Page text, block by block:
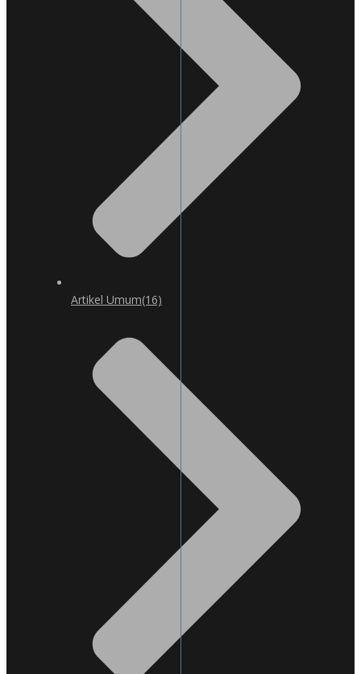
Artikel Umum(16)